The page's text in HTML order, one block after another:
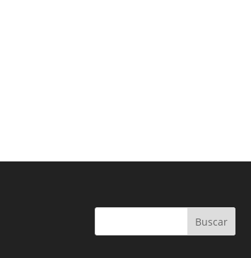
Buscar